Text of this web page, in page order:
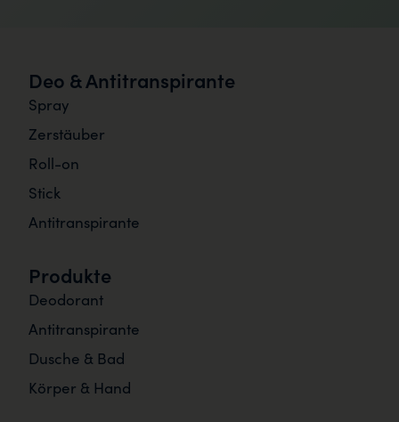
Deo & Antitranspirante
Spray
Zerstäuber
Roll-on
Stick
Antitranspirante
Produkte
Deodorant
Antitranspirante
Dusche & Bad
Körper & Hand